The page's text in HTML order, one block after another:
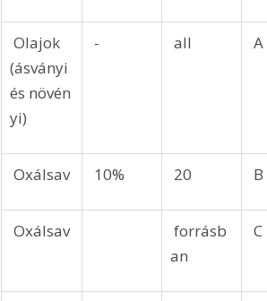
Olajok
(ásványi
és növén
yi)
- all A
Oxálsav 10% 20 B
Oxálsav
forrásb
an
C